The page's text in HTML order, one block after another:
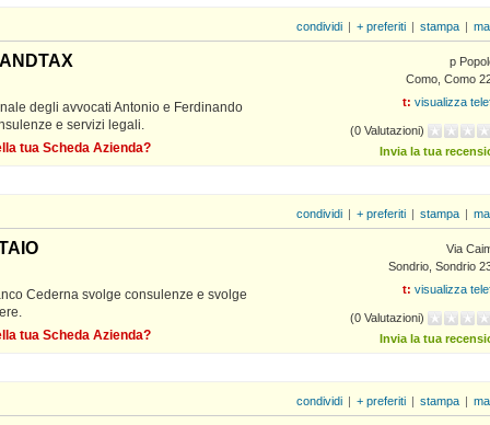
condividi + preferiti stampa
degli avvocati Antonio e Ferdinando
e servizi legali.
tua Scheda Azienda?
p
Como, Como
t: visualizza
(0 Valutazioni)
Invia la tua
condividi + preferiti stampa
Cederna svolge consulenze e svolge
tua Scheda Azienda?
Via
Sondrio, Sondrio
t: visualizza
(0 Valutazioni)
Invia la tua
condividi + preferiti stampa